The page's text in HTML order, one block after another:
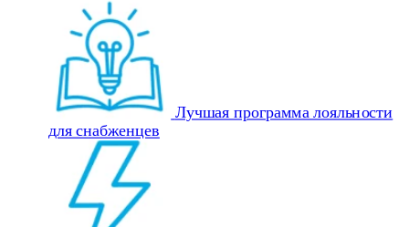
Лучшая программа лояльности
для снабженцев